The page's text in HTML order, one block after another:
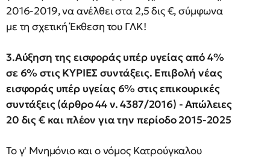
2016-2019, να ανέλθει στα 2,5 δις €, σύμφωνα
με τη σχετική Έκθεση του ΓΛΚ!
3.Αύξηση της εισφοράς υπέρ υγείας από 4%
σε 6% στις ΚΥΡΙΕΣ συντάξεις. Επιβολή νέας
εισφοράς υπέρ υγείας 6% στις επικουρικές
συντάξεις (άρθρο 44 ν. 4387/2016) - Απώλειες
20 δις € και πλέον για την περίοδο 2015-2025
Το γ' Μνημόνιο και ο νόμος Κατρούγκαλου